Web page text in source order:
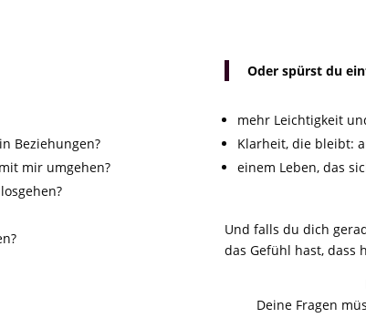
Beziehungen?
mir umgehen?
Oder spürst du
mehr Leichtigkeit
Klarheit, die bleibt:
einem Leben, das
Und falls du dich
das Gefühl hast, dass
Deine Fragen